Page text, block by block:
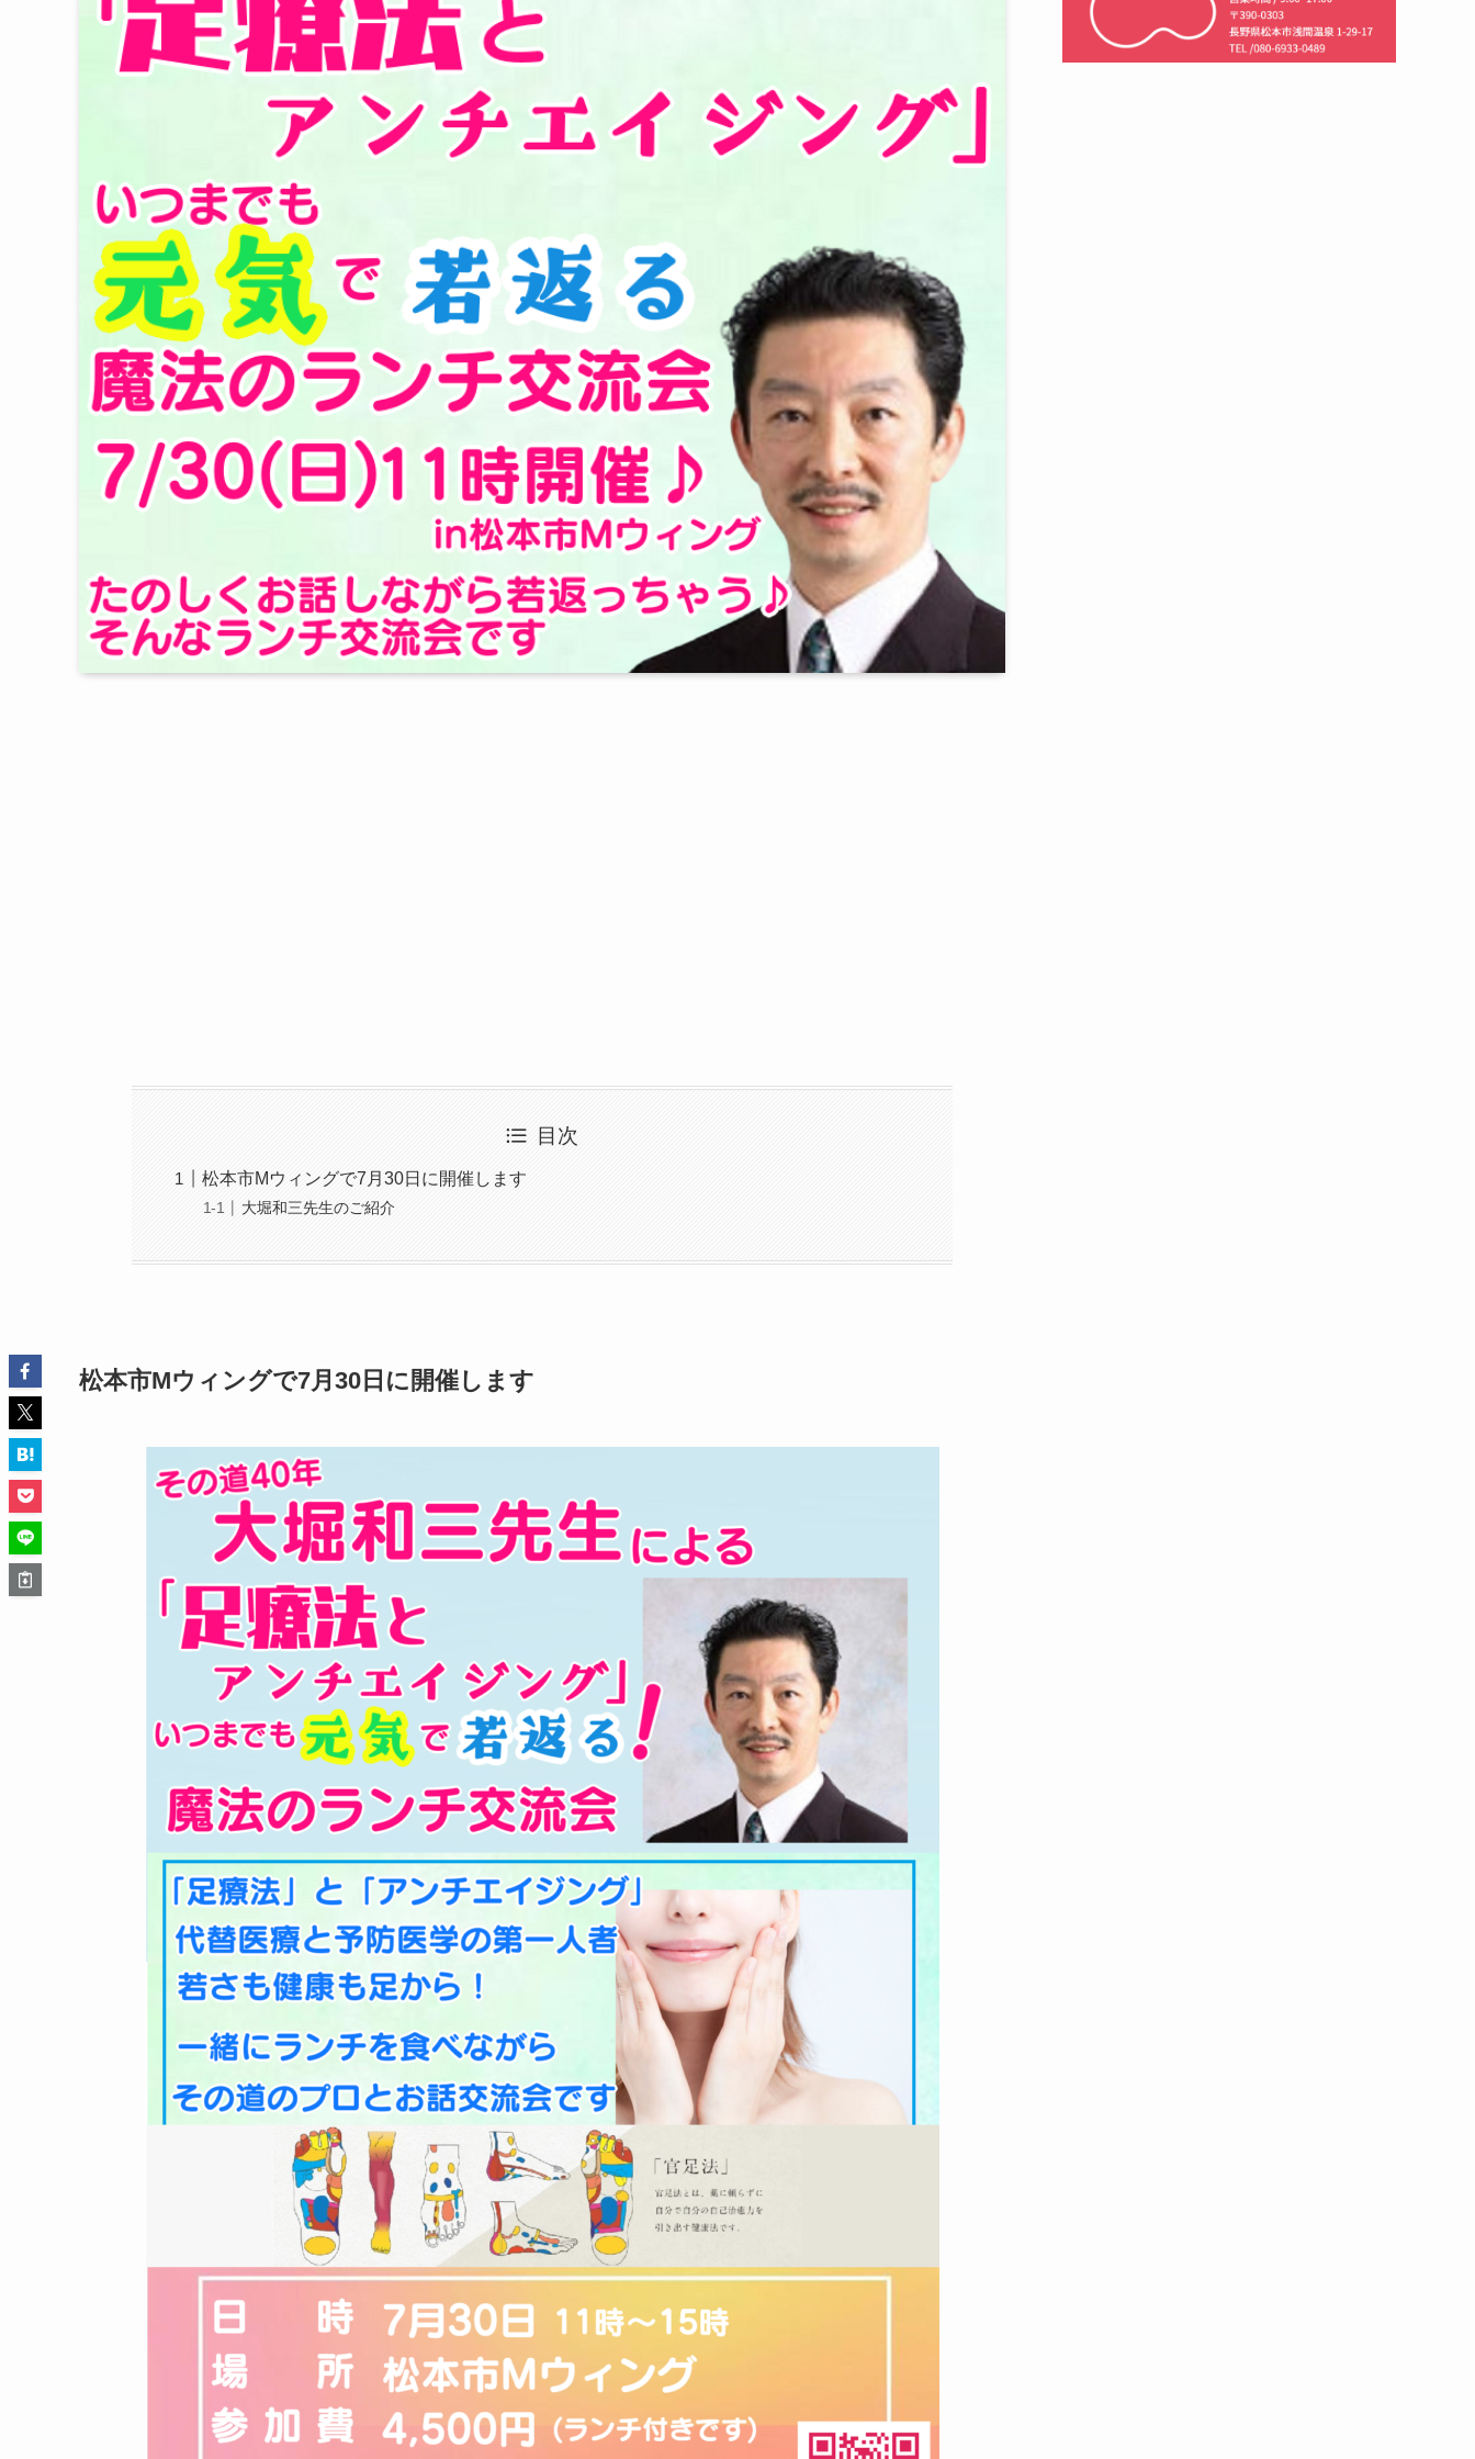
目次
松本市Mウィングで7月30日に開催します
大堀和三先生のご紹介
松本市Mウィングで7月30日に開催します